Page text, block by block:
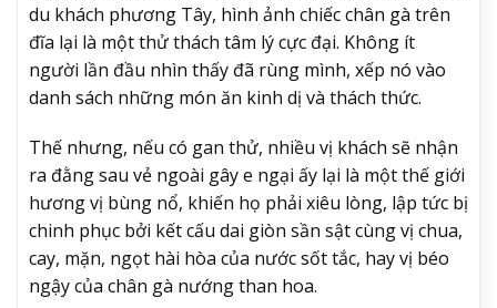
du khách phương Tây, hình ảnh chiếc chân gà trên
đĩa lại là một thử thách tâm lý cực đại. Không ít
người lần đầu nhìn thấy đã rùng mình, xếp nó vào
danh sách những món ăn kinh dị và thách thức.
Thế nhưng, nếu có gan thử, nhiều vị khách sẽ nhận
ra đằng sau vẻ ngoài gây e ngại ấy lại là một thế giới
hương vị bùng nổ, khiến họ phải xiêu lòng, lập tức bị
chinh phục bởi kết cấu dai giòn sần sật cùng vị chua,
cay, mặn, ngọt hài hòa của nước sốt tắc, hay vị béo
ngậy của chân gà nướng than hoa.